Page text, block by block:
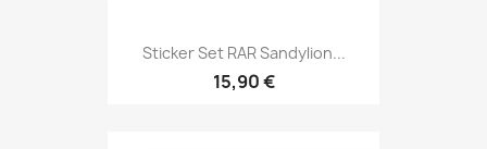
Sticker Set RAR Sandylion...
15,90 €